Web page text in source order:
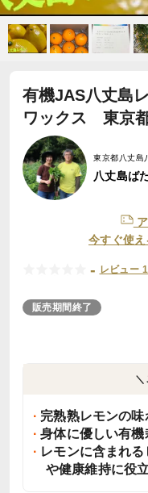
有機JAS八丈島
ワックス 東京
東京都八丈島
八丈島ば
ア
今すぐ使
- レビュー
販売期間終了
＼
完熟熟レモンの味
身体に優しい有
レモンに含まれ
や健康維持に役